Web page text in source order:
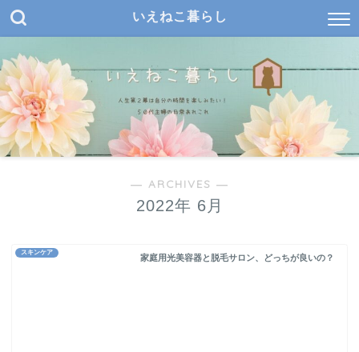
いえねこ暮らし
― ARCHIVES ―
2022年 6月
スキンケア
家庭用光美容器と脱毛サロン、どっちが良いの？